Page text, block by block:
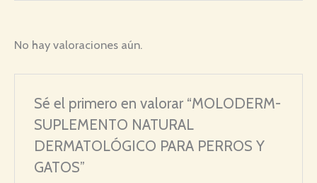
No hay valoraciones aún.
Sé el primero en valorar “MOLODERM-
SUPLEMENTO NATURAL
DERMATOLÓGICO PARA PERROS Y
GATOS”